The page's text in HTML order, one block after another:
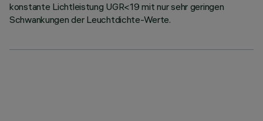
konstante Lichtleistung UGR<19 mit nur sehr geringen
Schwankungen der Leuchtdichte-Werte.